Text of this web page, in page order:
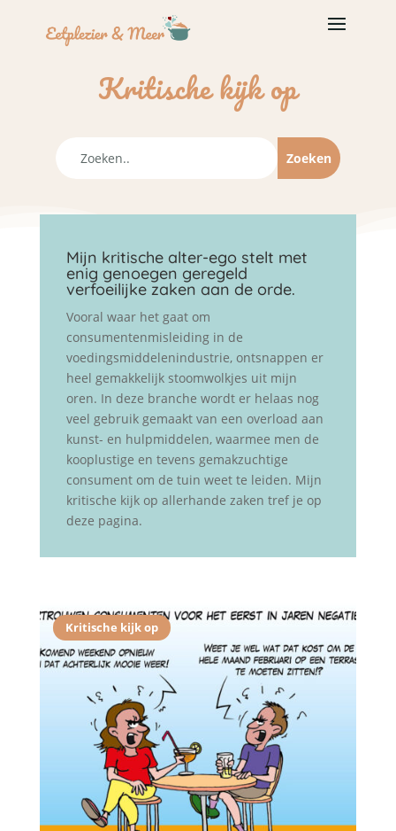
Kritische kijk op
Mijn kritische alter-ego stelt met
enig genoegen geregeld
verfoeilijke zaken aan de orde.
Vooral waar het gaat om
consumentenmisleiding in de
voedingsmiddelenindustrie, ontsnappen er
heel gemakkelijk stoomwolkjes uit mijn
oren. In deze branche wordt er helaas nog
veel gebruik gemaakt van een overload aan
kunst- en hulpmiddelen, waarmee men de
kooplustige en tevens gemakzuchtige
consument om de tuin weet te leiden. Mijn
kritische kijk op allerhande zaken tref je op
deze pagina.
Kritische kijk op